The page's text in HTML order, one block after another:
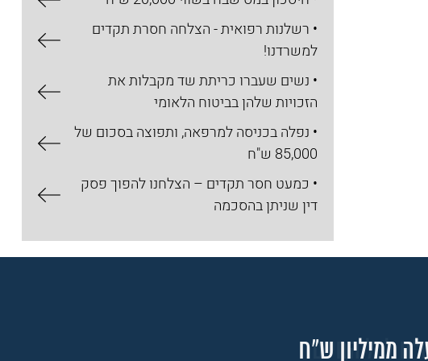
• רשלנות רפואית - הצלחה חסרת תקדים
למשרדנו!
• נשים שעברו כריתת שד מקבלות את
הזכויות שלהן בביטוח הלאומי
• נפלה בכניסה למרפאה, ותפוצה בסכום של
85,000 ש"ח
• כמעט חסר תקדים – הצלחנו להפוך פסק
דין שניתן בהסכמה